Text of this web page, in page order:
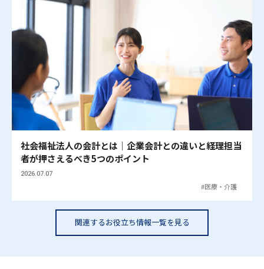
社会福祉法人の会計とは｜企業会計との違いと経理担当
者が押さえるべき5つのポイント
2026.07.07
医療・介護
関連するお役立ち情報一覧を見る